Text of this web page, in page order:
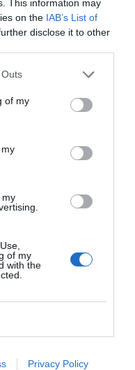
This information may
on the IAB’s List of
disclose it to other
of my
my
of my
with the
Privacy Policy
αρκούδα και μετά τα δύο
τη… «χρυσή» παραγγελία